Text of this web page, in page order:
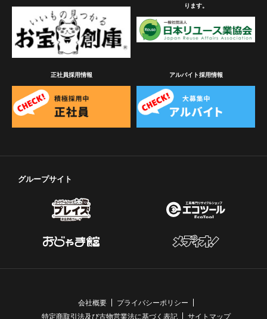
ります。
正社員採用情報 アルバイト採用情報
グループサイト
会社概要
プライバシーポリシー
特定商取引法及び古物営業法に基づく表記
サイトマップ